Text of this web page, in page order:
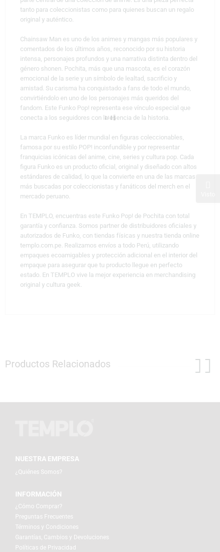
tanto para coleccionistas como para quienes buscan un regalo
original y auténtico.
Chainsaw Man es uno de los animes y mangas más populares y
comentados de los últimos años, reconocido por su historia
intensa, personajes profundos y una narrativa distinta dentro del
género shonen. Pochita, más que una mascota, es el corazón
emocional de la serie y un símbolo de lealtad, sacrificio y
amistad. Su carisma ha conquistado a fans de todo el mundo,
convirtiéndolo en uno de los personajes más queridos del
fandom. Este Funko Pop! representa ese vínculo especial que
conecta a los seguidores con la esencia de la historia.
La marca Funko es líder mundial en figuras coleccionables,
famosa por su estilo POP! inconfundible y por representar
franquicias icónicas del anime, cine, series y cultura pop. Cada
figura Funko es un producto oficial, original y diseñado con altos
estándares de calidad, lo que la convierte en una de las marcas
más buscadas por coleccionistas y fanáticos del merch en el
mercado peruano.
En TEMPLO, encuentras este Funko Pop! de Pochita con total
garantía y confianza. Somos partner de distribuidores oficiales y
autorizados de Funko, con tiendas físicas y nuestra tienda online
templo.com.pe. Realizamos envíos a todo Perú, utilizando
empaques ecoamigables y protección adicional en el interior del
empaque para asegurar que tu producto llegue en perfecto
estado. En TEMPLO vive la mejor experiencia en merchandising
original y cultura geek.
Productos Relacionados
NUESTRA EMPRESA
¿Quiénes Somos?
INFORMACIÓN
¿Cómo Comprar?
Preguntas Frecuentes
Términos y Condiciones
Garantías, Cambios y Devoluciones
Políticas de Privacidad